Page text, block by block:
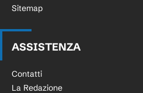
Sitemap
ASSISTENZA
Contatti
La Redazione